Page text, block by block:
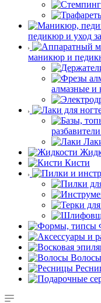
педикюр и уход
маникюр и
алмазные и
Кисти
Волосы